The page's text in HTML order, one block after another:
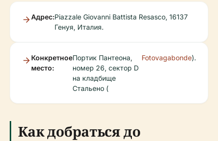
Адрес:Piazzale Giovanni Battista Resasco, 16137
Генуя, Италия.
Конкретное
место:
Портик Пантеона,
номер 26, сектор D
на кладбище
Стальено (
Fotovagabonde).
Как добраться до